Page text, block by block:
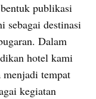
publikasi
sebagai destinasi
Dalam
hotel kami
menjadi tempat
kegiatan